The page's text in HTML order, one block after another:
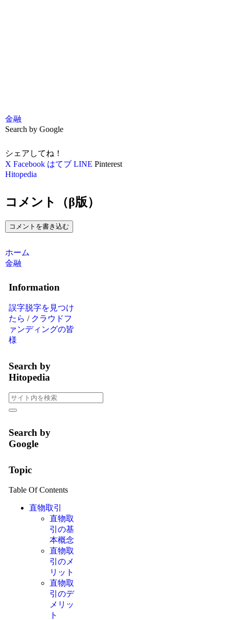
金融
Search by Google
シェアしてね！
X Facebook はてブ LINE Pinterest
Hitopedia
コメント（β版）
コメントを書き込む
ホーム
金融
Information
誤字脱字を見つけ
たら / クラウドフ
ァンディングの皆
様
Search by
Hitopedia
Search by
Google
Topic
Table Of Contents
直物取引
直物取
引の基
本概念
直物取
引のメ
リット
直物取
引のデ
メリッ
ト